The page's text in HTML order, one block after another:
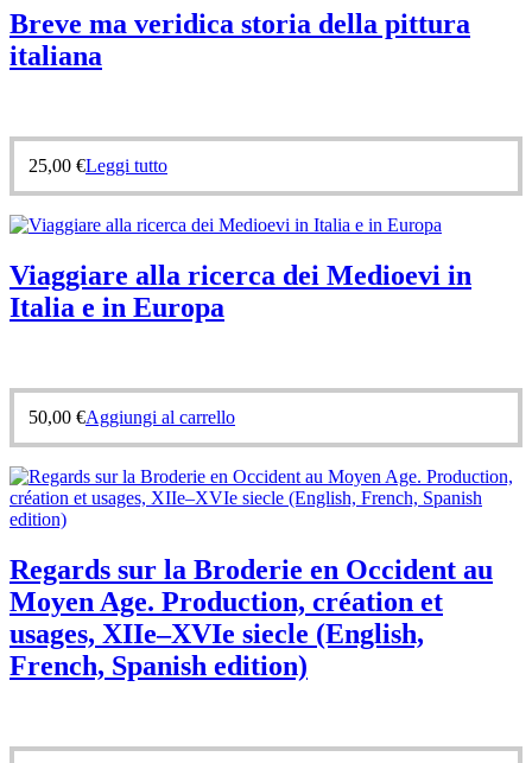
Breve ma veridica storia della pittura
italiana
25,00 €Leggi tutto
Viaggiare alla ricerca dei Medioevi in
Italia e in Europa
50,00 €Aggiungi al carrello
Regards sur la Broderie en Occident au
Moyen Age. Production, création et
usages, XIIe–XVIe siecle (English,
French, Spanish edition)